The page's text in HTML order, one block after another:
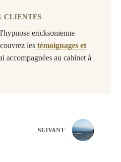
CLIENTES
ericksonienne
les témoignages et
accompagnées au cabinet à
SUIVANT